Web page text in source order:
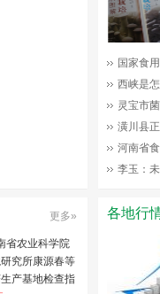
国家食
西峡是
灵宝市
潢川县
河南省
李玉：
省农业科学院
究所康源春等
产基地检查指
更多» 各地行